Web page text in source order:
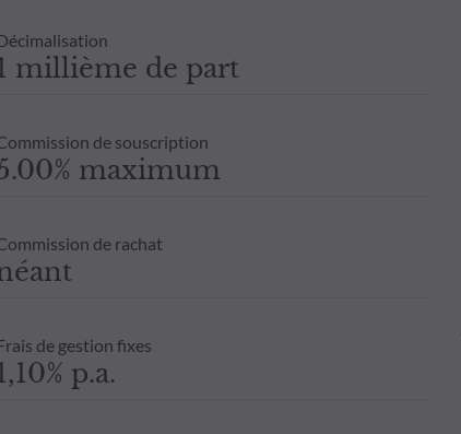
millième de part
de souscription
maximum
de rachat
de gestion fixes
p.a.